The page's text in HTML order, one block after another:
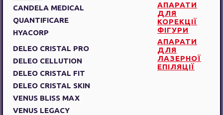
CANDELA MEDICAL
QUANTIFICARE
HYACORP
АПАРАТИ
ДЛЯ
КОРЕКЦІЇ
ФІГУРИ
DELEO CRISTAL PRO
DELEO CELLUTION
DELEO CRISTAL FIT
DELEO CRISTAL SKIN
VENUS BLISS MAX
VENUS LEGACY
АПАРАТИ
ДЛЯ
ЛАЗЕРНОЇ
ЕПІЛЯЦІЇ